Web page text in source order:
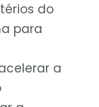
do
para
a